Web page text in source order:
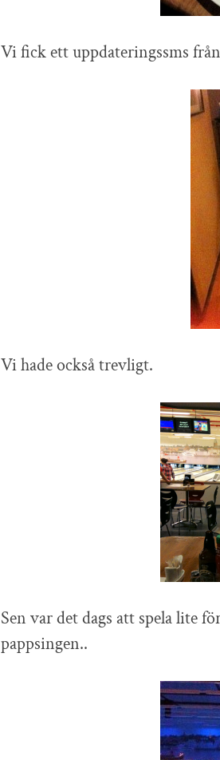
Vi fick ett uppdateringssms
Vi hade också trevligt.
Sen var det dags att spela lite
pappsingen..